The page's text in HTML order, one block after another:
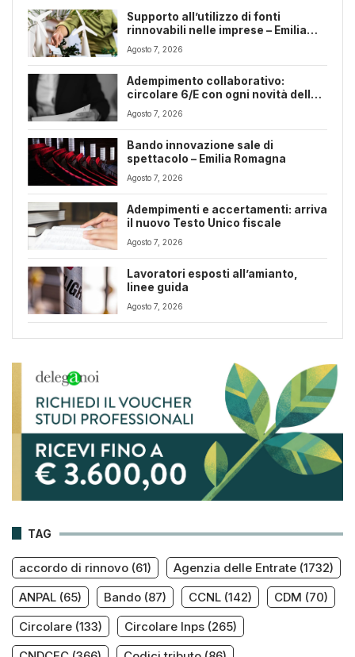
Supporto all’utilizzo di fonti
rinnovabili nelle imprese – Emilia
Romagna
Agosto 7, 2026
Adempimento collaborativo:
circolare 6/E con ogni novità della
riforma fiscale
Agosto 7, 2026
Bando innovazione sale di
spettacolo – Emilia Romagna
Agosto 7, 2026
Adempimenti e accertamenti: arriva
il nuovo Testo Unico fiscale
Agosto 7, 2026
Lavoratori esposti all’amianto,
linee guida
Agosto 7, 2026
TAG
accordo di rinnovo (61) Agenzia delle Entrate (1732)
ANPAL (65) Bando (87) CCNL (142) CDM (70)
Circolare (133) Circolare Inps (265)